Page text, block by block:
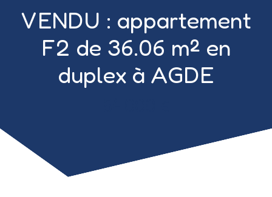
VENDU : appartement
F2 de 36.06 m² en
duplex à AGDE